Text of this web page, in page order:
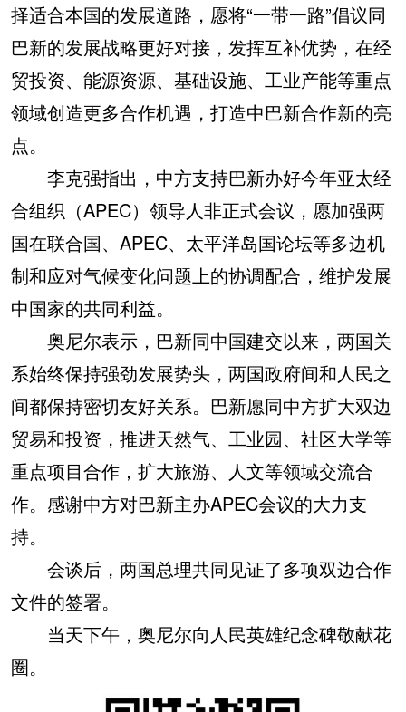
择适合本国的发展道路，愿将“一带一路”倡议同
巴新的发展战略更好对接，发挥互补优势，在经
贸投资、能源资源、基础设施、工业产能等重点
领域创造更多合作机遇，打造中巴新合作新的亮
点。
李克强指出，中方支持巴新办好今年亚太经
合组织（APEC）领导人非正式会议，愿加强两
国在联合国、APEC、太平洋岛国论坛等多边机
制和应对气候变化问题上的协调配合，维护发展
中国家的共同利益。
奥尼尔表示，巴新同中国建交以来，两国关
系始终保持强劲发展势头，两国政府间和人民之
间都保持密切友好关系。巴新愿同中方扩大双边
贸易和投资，推进天然气、工业园、社区大学等
重点项目合作，扩大旅游、人文等领域交流合
作。感谢中方对巴新主办APEC会议的大力支
持。
会谈后，两国总理共同见证了多项双边合作
文件的签署。
当天下午，奥尼尔向人民英雄纪念碑敬献花
圈。